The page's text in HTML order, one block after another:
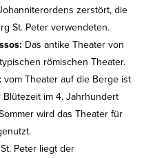
zerstört, die
St. Peter verwendeten.
Das antike Theater von
römischen Theater.
Theater auf die Berge ist
im 4. Jahrhundert
wird das Theater für
Peter liegt der